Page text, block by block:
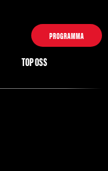
TOP OSS
PROGRAMMA